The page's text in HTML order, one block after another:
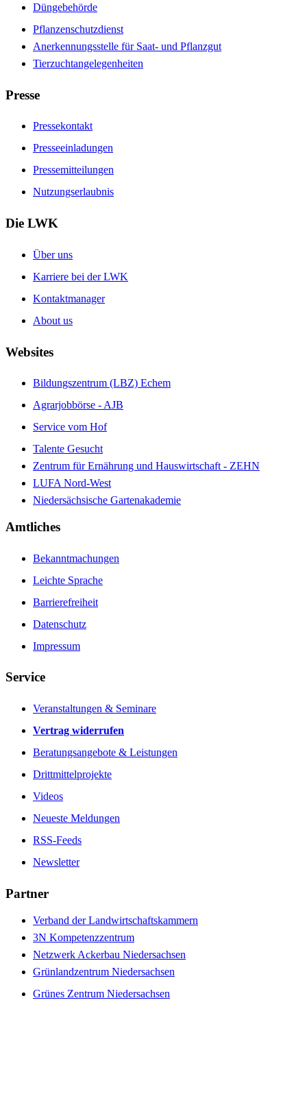
Düngebehörde
Pflanzenschutzdienst
Anerkennungsstelle für Saat- und Pflanzgut
Tierzuchtangelegenheiten
Presse
Pressekontakt
Presseeinladungen
Pressemitteilungen
Nutzungserlaubnis
Die LWK
Über uns
Karriere bei der LWK
Kontaktmanager
About us
Websites
Bildungszentrum (LBZ) Echem
Agrarjobbörse - AJB
Service vom Hof
Talente Gesucht
Zentrum für Ernährung und Hauswirtschaft - ZEHN
LUFA Nord-West
Niedersächsische Gartenakademie
Amtliches
Bekanntmachungen
Leichte Sprache
Barrierefreiheit
Datenschutz
Impressum
Service
Veranstaltungen & Seminare
Vertrag widerrufen
Beratungsangebote & Leistungen
Drittmittelprojekte
Videos
Neueste Meldungen
RSS-Feeds
Newsletter
Partner
Verband der Landwirtschaftskammern
3N Kompetenzzentrum
Netzwerk Ackerbau Niedersachsen
Grünlandzentrum Niedersachsen
Grünes Zentrum Niedersachsen